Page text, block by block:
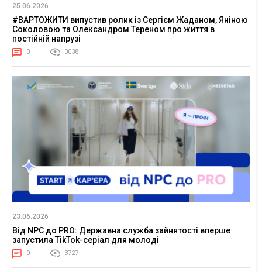
25.06.2026
#ВАРТОЖИТИ випустив ролик із Сергієм Жаданом, Яніною
Соколовою та Олександром Тереном про життя в
постійній напрузі
0 3038
23.06.2026
Від NPC до PRO: Державна служба зайнятості вперше
запустила TikTok-серіал для молоді
0 3727